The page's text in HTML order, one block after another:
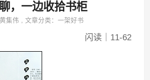
，一边收拾书柜
黄集伟 ,文章分类：一架好书
闪读｜11-62